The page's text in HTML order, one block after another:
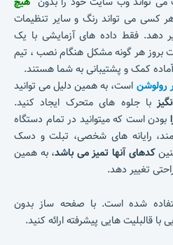
کسی می تواند رنگ و سایر تنظیمات
دهد. فقط داده های آزمایشی با یک
هر گونه مشکل هنگام نصب ، تیم
کمک و پشتیبانی به شما هستند.
رولوشن است، به همین دلیل می توانید
با جلوه های متحرک ایجاد کنید.
بودن است که میتوانید در تمام دستگاه
رایانه های شخصی، تبلت و دسک
کدهای آنها تمیز می باشد، به همین
تغییر دهد.
شده است. با صفحه ساز بدون
قالبلیت هایی پیشرفته ارائه کنید.